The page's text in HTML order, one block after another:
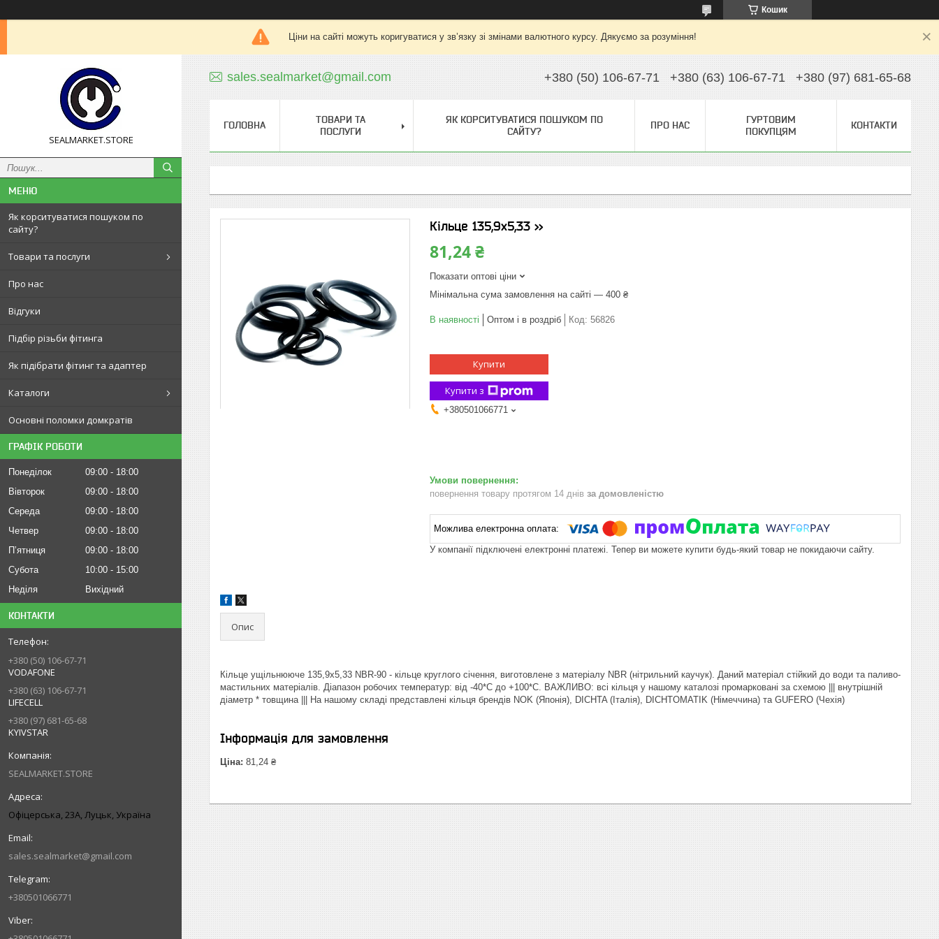
Кошик
Ціни на сайті можуть коригуватися у зв’язку зі змінами валютного курсу. Дякуємо за розуміння!
SEALMARKET.STORE
Як корситуватися пошуком по
сайту?
Товари та послуги
Про нас
Відгуки
Підбір різьби фітинга
Як підібрати фітинг та адаптер
Каталоги
Основні поломки домкратів
ГРАФІК РОБОТИ
Понеділок 09:00
18:00
Вівторок
09:00
18:00
Середа
09:00
18:00
Четвер
09:00
18:00
Пʼятниця
09:00
18:00
Субота
10:00
15:00
Неділя
Вихідний
КОНТАКТИ
+380 (50) 106-67-71
VODAFONE
+380 (63) 106-67-71
LIFECELL
+380 (97) 681-65-68
KYIVSTAR
SEALMARKET.STORE
Офіцерська, 23А, Луцьк, Україна
sales.sealmarket@gmail.com
+380501066771
sales.sealmarket@gmail.com +380 (50) 106-67-71 +380 (63) 106-67-71 +380 (97) 681-65-68
ГОЛОВНА
ТОВАРИ ТА
ПОСЛУГИ
ЯК КОРСИТУВАТИСЯ ПОШУКОМ ПО
САЙТУ?
ПРО НАС
ГУРТОВИМ
ПОКУПЦЯМ
КОНТАКТИ
Кільце 135,9х5,33 >>
81,24 ₴
Показати оптові ціни
Мінімальна сума замовлення на сайті — 400 ₴
В наявності Оптом і в роздріб Код: 56826
Купити
Купити з
+380501066771
повернення товару протягом 14 днів за домовленістю
У компанії підключені електронні платежі. Тепер ви можете купити будь-який товар не покидаючи сайту.
Опис
Кільце ущільнююче 135,9х5,33 NBR-90 - кільце круглого січення, виготовлене з матеріалу NBR (нітрильний каучук). Даний матеріал стійкий до води та паливо-
мастильних матеріалів. Діапазон робочих температур: від -40*С до +100*С. ВАЖЛИВО: всі кільця у нашому каталозі промарковані за схемою ||| внутрішній
діаметр * товщина ||| На нашому складі представлені кільця брендів NOK (Японія), DICHTA (Італія), DICHTOMATIK (Німеччина) та GUFERO (Чехія)
Інформація для замовлення
Ціна: 81,24 ₴